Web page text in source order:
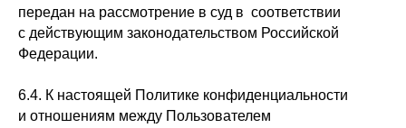
передан на рассмотрение в суд в соответствии
с действующим законодательством Российской
Федерации.
6.4. К настоящей Политике конфиденциальности
и отношениям между Пользователем